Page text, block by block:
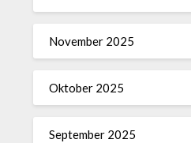
November 2025
Oktober 2025
September 2025